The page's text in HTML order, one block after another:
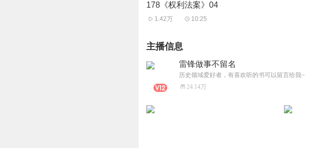
178《权利法案》04
1.42万 10:25
主播信息
雷锋做事不留名
历史领域爱好者，有喜欢听的书可以留言给我~
24.14万